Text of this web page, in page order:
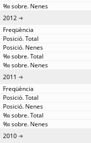
2012
2011
2010